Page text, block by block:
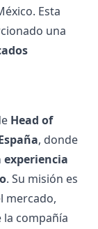
Esta
una
Head of
, donde
. Su misión es
mercado,
compañía